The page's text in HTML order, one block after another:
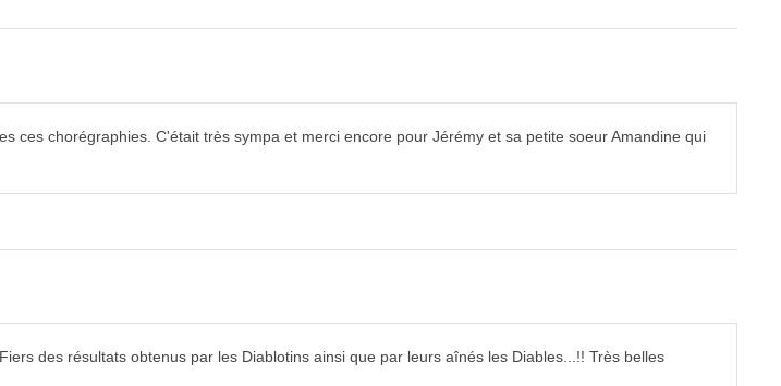
ces chorégraphies. C'était très sympa et merci encore pour Jérémy et sa petite soeur Amandine qui
des résultats obtenus par les Diablotins ainsi que par leurs aînés les Diables...!! Très belles